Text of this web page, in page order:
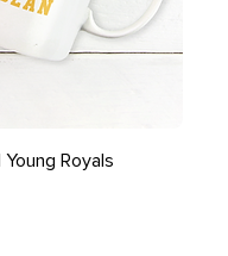
rapide Royals